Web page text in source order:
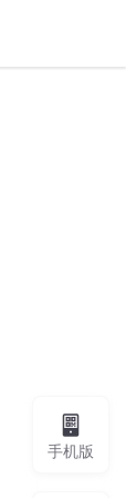
手机版